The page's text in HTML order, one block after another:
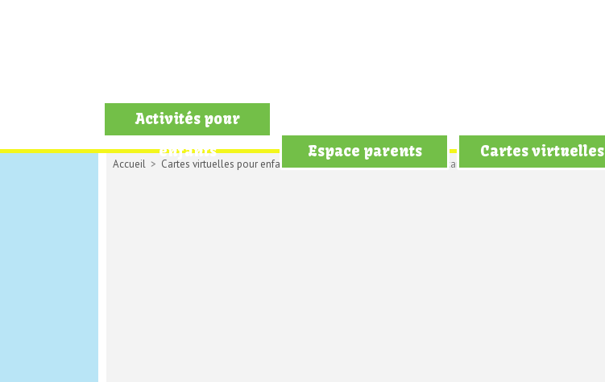
Activités pour
enfants
Espace parents Cartes virtuelles
Accueil > Cartes virtuelles pour enfants Carte d'animaux > Envoyer la carte Le chien amoureux